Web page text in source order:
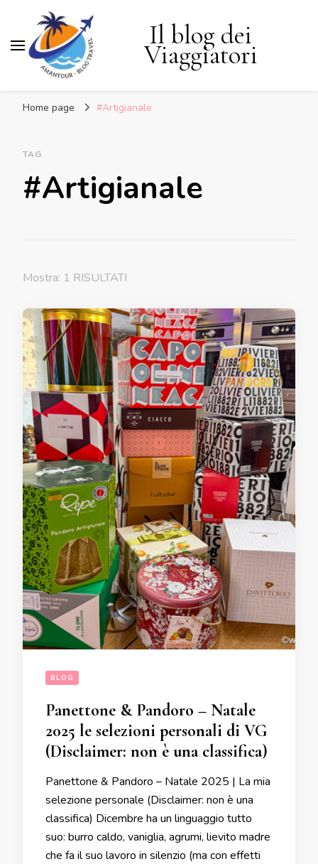
Il blog dei
Viaggiatori
Home page #Artigianale
TAG
#Artigianale
Mostra: 1 RISULTATI
BLOG
Panettone & Pandoro – Natale
2025 le selezioni personali di VG
(Disclaimer: non è una classifica)
Panettone & Pandoro – Natale 2025 | La mia
selezione personale (Disclaimer: non è una
classifica) Dicembre ha un linguaggio tutto
suo: burro caldo, vaniglia, agrumi, lievito madre
che fa il suo lavoro in silenzio (ma con effetti